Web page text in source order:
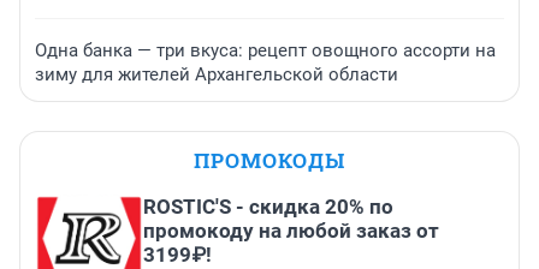
Одна банка — три вкуса: рецепт овощного ассорти на
зиму для жителей Архангельской области
ПРОМОКОДЫ
ROSTIC'S - скидка 20% по
промокоду на любой заказ от
3199₽!